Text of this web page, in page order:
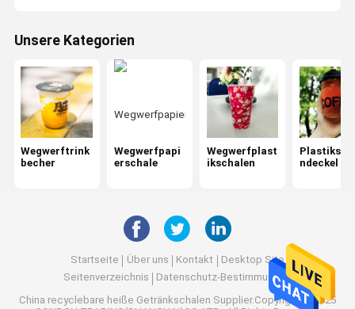
Papiermitnehmerkasten
Wegwerfnahrungsmittelbehälter
Benutzerdefinierte Verpackungsbeutel
Löffel-Gabel-Messer
Wegwerfversorgungen
Schalen, die Maschine versiegeln
Unsere Kategorien
Wegwerftrink
becher
Wegwerfpapi
erschale
Wegwerfplast
ikschalen
ndeckel
Startseite Über uns Kontakt
Desktop Site
Seitenverzeichnis
Datenschutz-Bestimmungen
China recyclebare heiße Getränkschalen Supplier.Copyright © 2025